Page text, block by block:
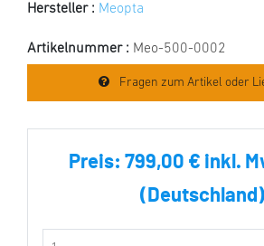
Hersteller : Meopta
Artikelnummer : Meo-500-0002
Fragen zum Artikel oder
Preis: 799,00 € inkl.
(Deutschland)